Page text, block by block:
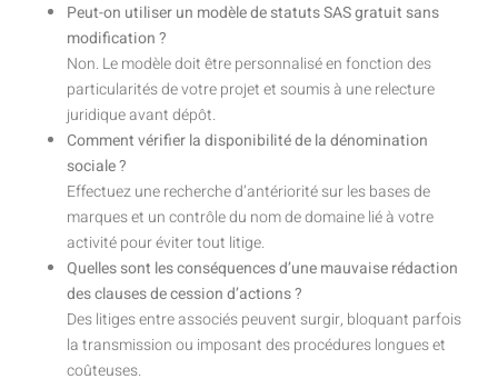
Peut-on utiliser un modèle de statuts SAS gratuit sans
modification ?
Non. Le modèle doit être personnalisé en fonction des
particularités de votre projet et soumis à une relecture
juridique avant dépôt.
Comment vérifier la disponibilité de la dénomination
sociale ?
Effectuez une recherche d’antériorité sur les bases de
marques et un contrôle du nom de domaine lié à votre
activité pour éviter tout litige.
Quelles sont les conséquences d’une mauvaise rédaction
des clauses de cession d’actions ?
Des litiges entre associés peuvent surgir, bloquant parfois
la transmission ou imposant des procédures longues et
coûteuses.